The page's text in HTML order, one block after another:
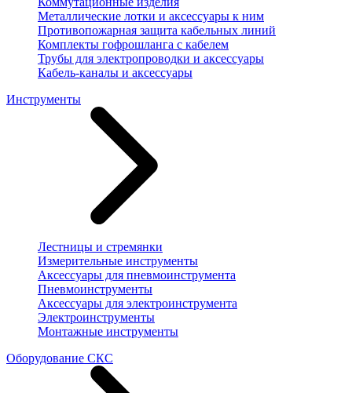
Металлические лотки и аксессуары к ним
Противопожарная защита кабельных линий
Комплекты гофрошланга с кабелем
Трубы для электропроводки и аксессуары
Кабель-каналы и аксессуары
Инструменты
Лестницы и стремянки
Измерительные инструменты
Аксессуары для пневмоинструмента
Пневмоинструменты
Аксессуары для электроинструмента
Электроинструменты
Монтажные инструменты
Оборудование СКС